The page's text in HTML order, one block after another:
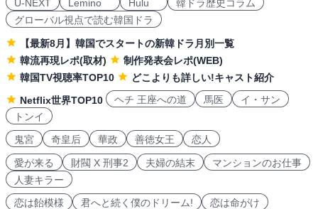
U-NEXT
Lemino Hulu
韓ドラ歴史コラム
グローバル視点で読む韓国ドラ
【最新8月】韓国でスタートの新韓ドラ月別一覧
韓流再現レポ(取材)
制作発表会レポ(WEB)
韓国TV視聴率TOP10
どこよりも詳しい!キャスト紹介
Netflix世界TOP10
ヘチ 王座への道 馬医
イ・サン
トンイ
鬼宮
奇皇后 華政 善徳女王 恋人
愛が来る 財閥 X 刑事2 夫婦の結末
マンションのお仕事
人妻キラー
恋は飴模様
君へと続く僕のドリーム! 恋は命がけ